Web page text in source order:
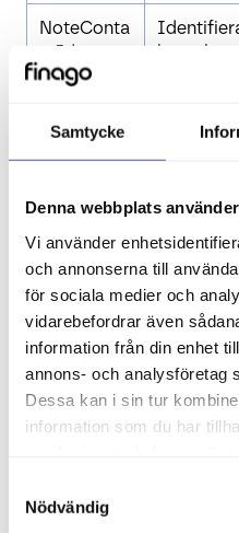
Samtycke
Denna webbplats
Vi använder
och annonserna till
för sociala medier och
vidarebefordrar även
information från din enhet
annons- och analysföretag
Dessa kan i sin tur
information som du har
Nödvändig
NoteConta
ctId
NoteDateR
Datum
NoteDescr
iption
NoteOwne
r
För att
måste du
annars
NotePrivat